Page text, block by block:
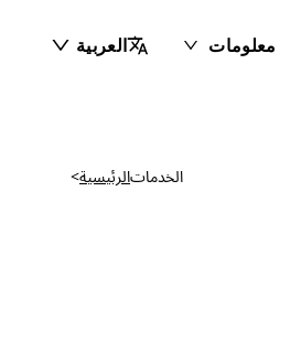
معلومات العربية
الرئيسية> الخدمات